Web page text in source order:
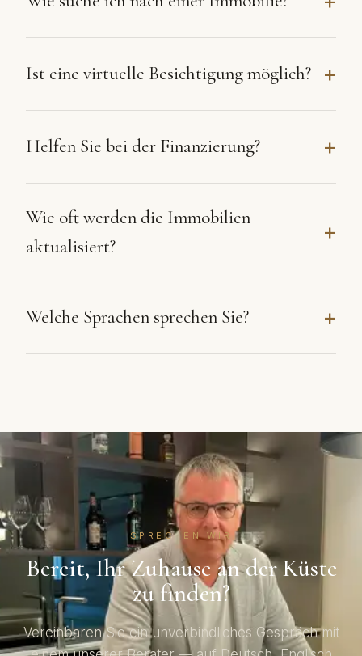
Ist eine virtuelle Besichtigung möglich?
Helfen Sie bei der Finanzierung?
Wie oft werden die Immobilien
aktualisiert?
Welche Sprachen sprechen Sie?
SPRECHEN WIR
Bereit, Ihr Zuhause an der Küste
zu finden?
Vereinbaren Sie ein unverbindliches Gespräch mit